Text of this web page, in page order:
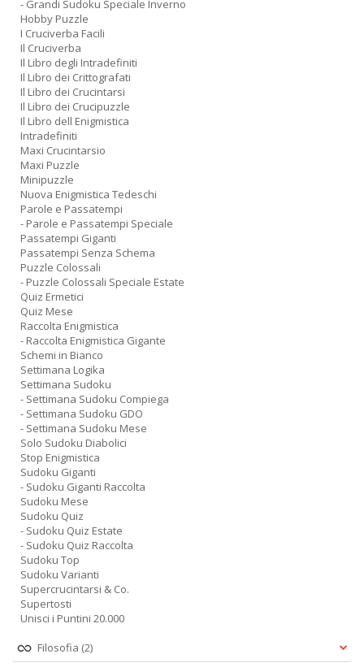
- Grandi Sudoku Speciale Inverno
Hobby Puzzle
I Cruciverba Facili
Il Cruciverba
Il Libro degli Intradefiniti
Il Libro dei Crittografati
Il Libro dei Crucintarsi
Il Libro dei Crucipuzzle
Il Libro dell Enigmistica
Intradefiniti
Maxi Crucintarsio
Maxi Puzzle
Minipuzzle
Nuova Enigmistica Tedeschi
Parole e Passatempi
- Parole e Passatempi Speciale
Passatempi Giganti
Passatempi Senza Schema
Puzzle Colossali
- Puzzle Colossali Speciale Estate
Quiz Ermetici
Quiz Mese
Raccolta Enigmistica
- Raccolta Enigmistica Gigante
Schemi in Bianco
Settimana Logika
Settimana Sudoku
- Settimana Sudoku Compiega
- Settimana Sudoku GDO
- Settimana Sudoku Mese
Solo Sudoku Diabolici
Stop Enigmistica
Sudoku Giganti
- Sudoku Giganti Raccolta
Sudoku Mese
Sudoku Quiz
- Sudoku Quiz Estate
- Sudoku Quiz Raccolta
Sudoku Top
Sudoku Varianti
Supercrucintarsi & Co.
Supertosti
Unisci i Puntini 20.000
Filosofia (2)